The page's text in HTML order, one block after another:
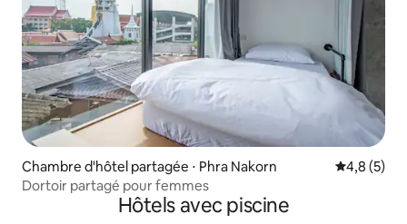
Chambre d'hôtel partagée ⋅ Phra Nakorn Évaluation
4,8 (5)
Dortoir partagé pour femmes
Hôtels avec piscine